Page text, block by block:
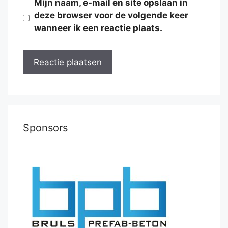
Mijn naam, e-mail en site opslaan in
deze browser voor de volgende keer
wanneer ik een reactie plaats.
Sponsors